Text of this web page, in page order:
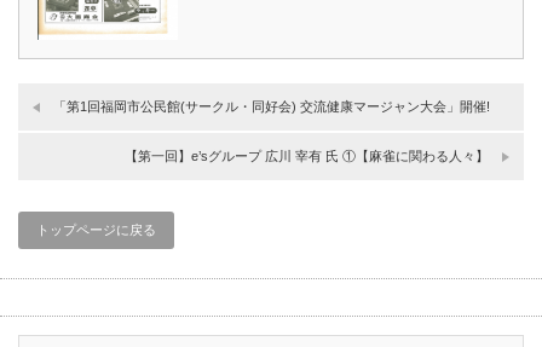
「第1回福岡市公民館(サークル・同好会) 交流健康マージャン大会」開催!
【第一回】e’sグループ 広川 宰有 氏 ①【麻雀に関わる人々】
トップページに戻る